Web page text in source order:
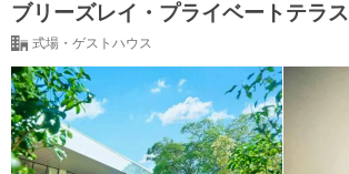
ブリーズレイ・プライベートテラス
式場・ゲストハウス